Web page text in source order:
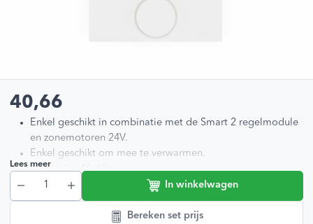
40,66
Enkel geschikt in combinatie met de Smart 2 regelmodule
en zonemotoren 24V.
Enkel geschikt om mee te verwarmen.
LC display 40x60mm.
Regelbereik: 5 tot 30°C.
Kalibratie van ca. 0,2K.
IP-waarde IP20 / II.
Lees meer
In winkelwagen
Bereken set prijs